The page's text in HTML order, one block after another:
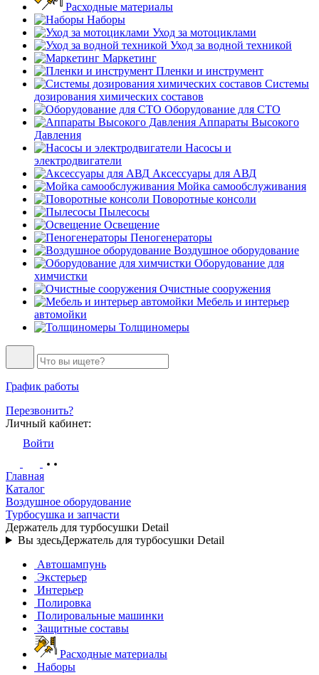
Расходные материалы
Наборы
Уход за мотоциклами
Уход за водной техникой
Маркетинг
Пленки и инструмент
Системы
дозирования химических составов
Оборудование для СТО
Аппараты Высокого
Давления
Насосы и
электродвигатели
Аксессуары для АВД
Мойка самообслуживания
Поворотные консоли
Пылесосы
Освещение
Пеногенераторы
Воздушное оборудование
Оборудование для
химчистки
Очистные сооружения
Мебель и интерьер
автомойки
Толщиномеры
График работы
Перезвонить?
Личный кабинет:
Войти
Главная
Каталог
Воздушное оборудование
Турбосушка и запчасти
Держатель для турбосушки Detail
Вы здесьДержатель для турбосушки Detail
Автошампунь
Экстерьер
Интерьер
Полировка
Полировальные машинки
Защитные составы
Расходные материалы
Наборы